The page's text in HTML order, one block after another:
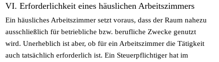
VI. Erforderlichkeit eines häuslichen Arbeitszimmers
Ein häusliches Arbeitszimmer setzt voraus, dass der Raum nahezu
ausschließlich für betriebliche bzw. berufliche Zwecke genutzt
wird. Unerheblich ist aber, ob für ein Arbeitszimmer die Tätigkeit
auch tatsächlich erforderlich ist. Ein Steuerpflichtiger hat im